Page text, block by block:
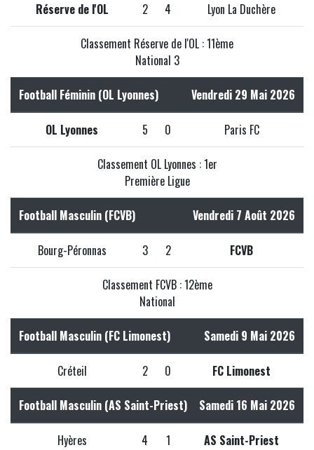
Réserve de l'OL 2 4 Lyon La Duchère
Classement Réserve de l'OL : 11ème
National 3
Football Féminin (OL Lyonnes) Vendredi 29 Mai 2026
OL Lyonnes 5 0 Paris FC
Classement OL Lyonnes : 1er
Première Ligue
Football Masculin (FCVB) Vendredi 7 Août 2026
Bourg-Péronnas 3 2 FCVB
Classement FCVB : 12ème
National
Football Masculin (FC Limonest) Samedi 9 Mai 2026
Créteil 2 0 FC Limonest
Football Masculin (AS Saint-Priest) Samedi 16 Mai 2026
Hyères 4 1 AS Saint-Priest